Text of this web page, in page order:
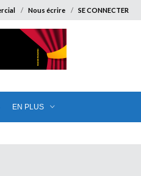
Nous écrire SE CONNECTER
EN PLUS